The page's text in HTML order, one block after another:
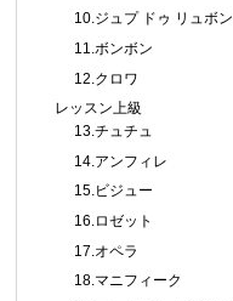
10.ジュプ ドゥ リュボン
11.ボンボン
12.クロワ
レッスン上級
13.チュチュ
14.アンフィレ
15.ビジュー
16.ロゼット
17.オペラ
18.マニフィーク